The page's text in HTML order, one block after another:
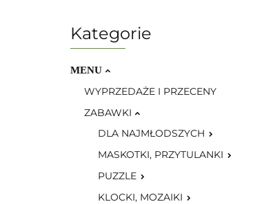
Kategorie
MENU
WYPRZEDAŻE I PRZECENY
ZABAWKI
DLA NAJMŁODSZYCH
MASKOTKI, PRZYTULANKI
PUZZLE
KLOCKI, MOZAIKI